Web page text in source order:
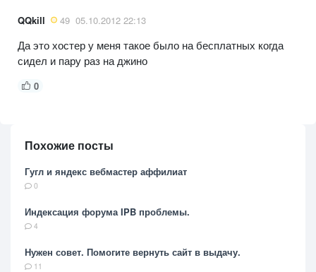
QQkill 49 05.10.2012 22:13
Да это хостер у меня такое было на бесплатных когда
сидел и пару раз на джино
0
Похожие посты
Гугл и яндекс вебмастер аффилиат
0
Индексация форума IPB проблемы.
4
Нужен совет. Помогите вернуть сайт в выдачу.
11